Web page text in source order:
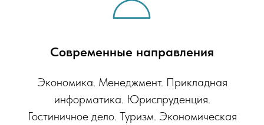
Современные направления
Экономика. Менеджмент. Прикладная
информатика. Юриспруденция.
Гостиничное дело. Туризм. Экономическая